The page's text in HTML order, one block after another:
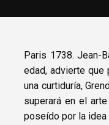
Paris 1738. Jean-
edad, advierte que
una curtiduría,
superará en el
poseído por la idea